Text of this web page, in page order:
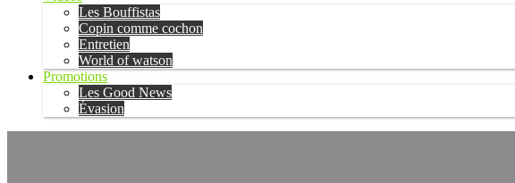
Les Bouffistas
Copin comme cochon
Entretien
World of watson
Promotions
Les Good News
Évasion